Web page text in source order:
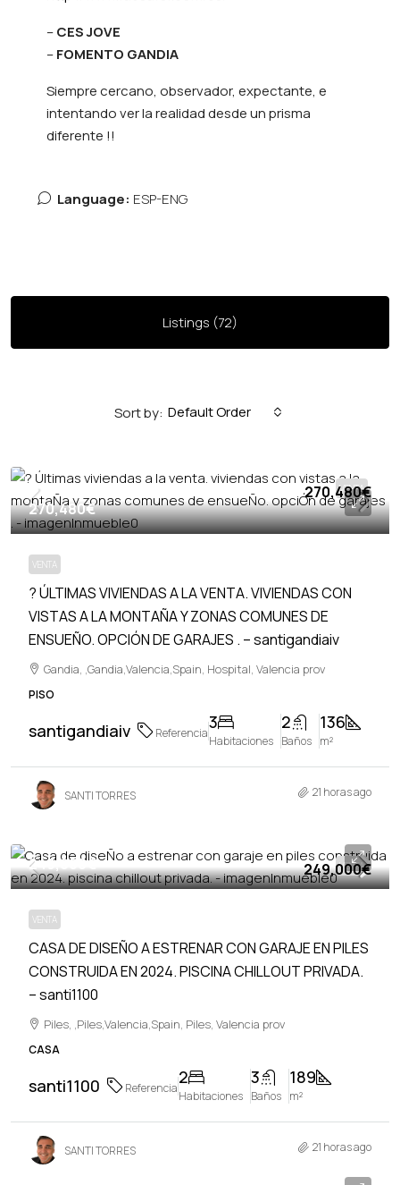
–CES JOVE
–FOMENTO GANDIA
Siempre cercano, observador, expectante, e
intentando ver la realidad desde un prisma
diferente !!
Language: ESP-ENG
Listings (72)
Sort by: Default Order
VENTA
270,480€
VENTA
? ÚLTIMAS VIVIENDAS A LA VENTA. VIVIENDAS CON
VISTAS A LA MONTAÑA Y ZONAS COMUNES DE
ENSUEÑO. OPCIÓN DE GARAJES . – santigandiaiv
270,480€
Gandia, ,Gandia,Valencia,Spain, Hospital, Valencia prov
PISO
santigandiaiv Referencia
3
Habitaciones
2
Baños
136
m²
SANTI TORRES 21 horas ago
VENTA
249,000€
VENTA
CASA DE DISEÑO A ESTRENAR CON GARAJE EN PILES
CONSTRUIDA EN 2024. PISCINA CHILLOUT PRIVADA.
– santi1100
249,000€
Piles, ,Piles,Valencia,Spain, Piles, Valencia prov
CASA
santi1100 Referencia
2
Habitaciones
3
Baños
189
m²
SANTI TORRES 21 horas ago